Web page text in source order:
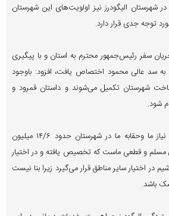
در شهرستان الیگودرز نیز اولویت‌های این شهرستان
توجه جدی قرار دارد.
سفر رئیس‌جمهور محترم به استان و با پیگیری
به سد عالی محمود اختصاص یافت، افزود: باوجود
شهرستان تکمیل می‌شوند و داستان قمرود و
شود.
وی تصریح کرد: در حوزه آب، نیاز ما و‌حقابه ما در شهرستان حدود ۱۴/۶ میلیون
و قطعی ماست که تخصیص یافته و در اختیار
در اختیار سایر مناطق قرار می‌گیرد زیرا بنا نیست
باشد.